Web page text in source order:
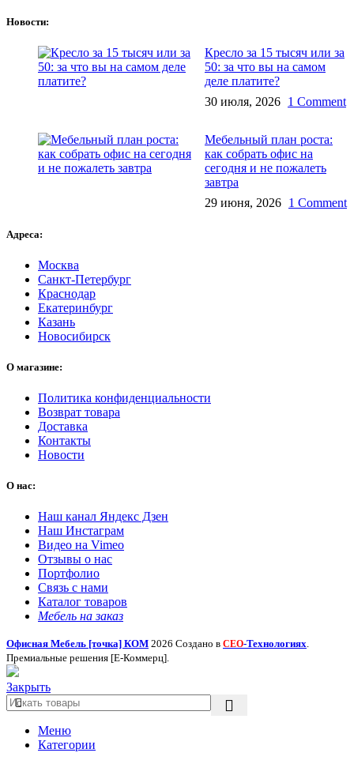
Новости:
Кресло за 15 тысяч или за
50: за что вы на самом
деле платите?
30 июля, 2026 1 Comment
Мебельный план роста:
как собрать офис на
сегодня и не пожалеть
завтра
29 июня, 2026 1 Comment
Адреса:
Москва
Санкт-Петербург
Краснодар
Екатеринбург
Казань
Новосибирск
О магазине:
Политика конфиденциальности
Возврат товара
Доставка
Контакты
Новости
О нас:
Наш канал Яндекс Дзен
Наш Инстаграм
Видео на Vimeo
Отзывы о нас
Портфолио
Связь с нами
Каталог товаров
Мебель на заказ
Офисная Мебель [точка] КОМ 2026 Создано в СЕО-Технологиях.
Премиальные решения [Е-Коммерц].
Закрыть
Меню
Категории